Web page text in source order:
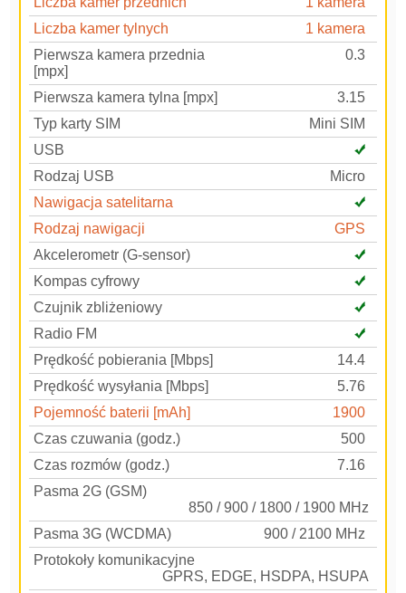
Liczba kamer tylnych
1 kamera
Pierwsza kamera przednia
[mpx]
0.3
Pierwsza kamera tylna [mpx]
3.15
Typ karty SIM
Mini SIM
USB
Rodzaj USB
Micro
Nawigacja satelitarna
Rodzaj nawigacji
GPS
Akcelerometr (G-sensor)
Kompas cyfrowy
Czujnik zbliżeniowy
Radio FM
Prędkość pobierania [Mbps]
14.4
Prędkość wysyłania [Mbps]
5.76
Pojemność baterii [mAh]
1900
Czas czuwania (godz.)
500
Czas rozmów (godz.)
7.16
Pasma 2G (GSM)
850 / 900 / 1800 / 1900 MHz
Pasma 3G (WCDMA)
900 / 2100 MHz
Protokoły komunikacyjne
GPRS, EDGE, HSDPA, HSUPA